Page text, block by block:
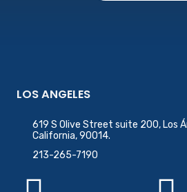
LOS ANGELES
619 S Olive Street suite 200, Los
California, 90014.
213-265-7190